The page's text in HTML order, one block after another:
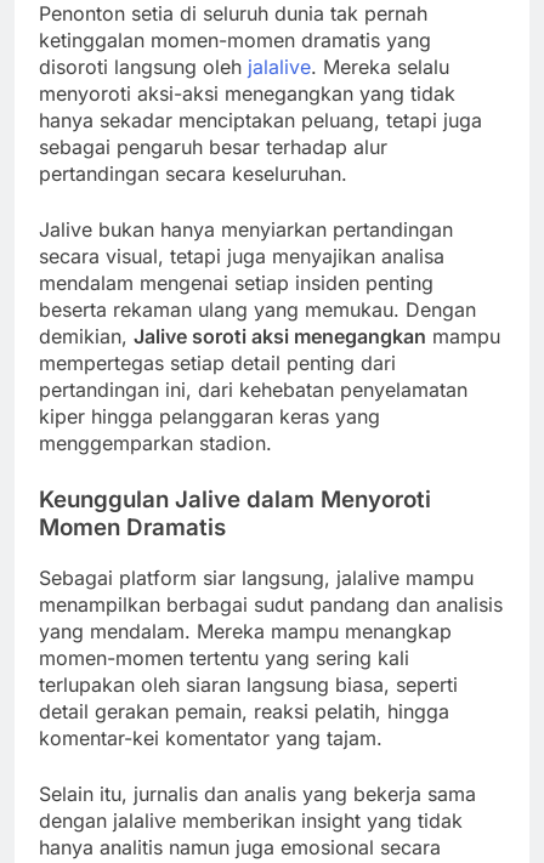
Penonton setia di seluruh dunia tak pernah
ketinggalan momen-momen dramatis yang
disoroti langsung oleh jalalive. Mereka selalu
menyoroti aksi-aksi menegangkan yang tidak
hanya sekadar menciptakan peluang, tetapi juga
sebagai pengaruh besar terhadap alur
pertandingan secara keseluruhan.
Jalive bukan hanya menyiarkan pertandingan
secara visual, tetapi juga menyajikan analisa
mendalam mengenai setiap insiden penting
beserta rekaman ulang yang memukau. Dengan
demikian, Jalive soroti aksi menegangkan mampu
mempertegas setiap detail penting dari
pertandingan ini, dari kehebatan penyelamatan
kiper hingga pelanggaran keras yang
menggemparkan stadion.
Keunggulan Jalive dalam Menyoroti
Momen Dramatis
Sebagai platform siar langsung, jalalive mampu
menampilkan berbagai sudut pandang dan analisis
yang mendalam. Mereka mampu menangkap
momen-momen tertentu yang sering kali
terlupakan oleh siaran langsung biasa, seperti
detail gerakan pemain, reaksi pelatih, hingga
komentar-kei komentator yang tajam.
Selain itu, jurnalis dan analis yang bekerja sama
dengan jalalive memberikan insight yang tidak
hanya analitis namun juga emosional secara